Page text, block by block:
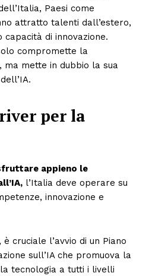
Paesi come
attratto talenti dall’estero,
di innovazione.
compromette la
ma mette in dubbio la sua
per la
appieno le
l’Italia deve operare su
innovazione e
cruciale l’avvio di un Piano
sull’IA che promuova la
tecnologia a tutti i livelli